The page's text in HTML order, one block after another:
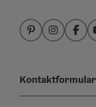
PinterestInstagram
Kontaktformular